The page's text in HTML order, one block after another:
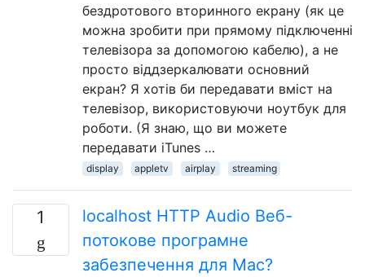
бездротового вторинного екрану (як це
можна зробити при прямому підключенні
телевізора за допомогою кабелю), а не
просто віддзеркалювати основний
екран? Я хотів би передавати вміст на
телевізор, використовуючи ноутбук для
роботи. (Я знаю, що ви можете
передавати iTunes …
display appletv airplay streaming
1
localhost HTTP Audio Веб-
потокове програмне
забезпечення для Mac?